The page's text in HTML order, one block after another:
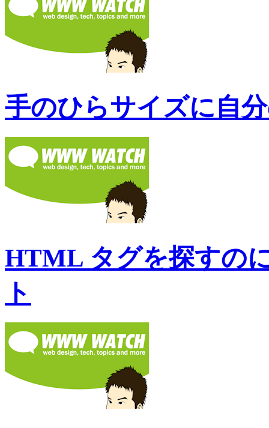
手のひらサイズに自
HTML タグを探すの
ト